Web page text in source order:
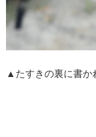
▲たすきの裏に書か